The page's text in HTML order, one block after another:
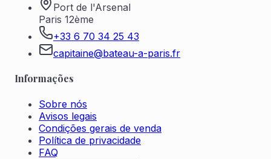
Port de l'Arsenal
Paris 12ème
+33 6 70 34 25 43
capitaine@bateau-a-paris.fr
Informações
Sobre nós
Avisos legais
Condições gerais de venda
Política de privacidade
FAQ